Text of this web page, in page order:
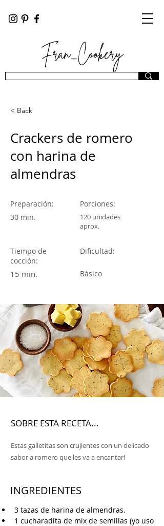
Fran_Cookery
< Back
Crackers de romero
con harina de
almendras
Preparación:
30 min.
Tiempo de
cocción:
15 min.
Porciones:
120 unidades
aprox.
Dificultad:
Básico
SOBRE ESTA RECETA...
Estas galletitas son crujientes con un delicado
sabor a romero que les va a encantar!
INGREDIENTES
3 tazas de harina de almendras.
1 cucharadita de mix de semillas (yo uso